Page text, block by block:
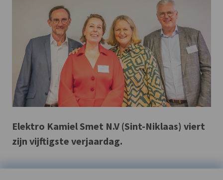
Elektro Kamiel Smet N.V (Sint-Niklaas) viert
zijn vijftigste verjaardag.